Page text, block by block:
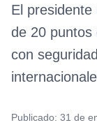
El
de 20 puntos
con
Publicado: 31 de